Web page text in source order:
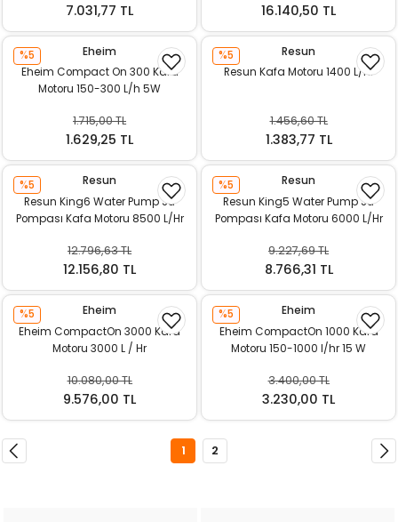
7.031,77 TL 16.140,50 TL
%5
Eheim
Eheim Compact On 300 Kafa
Motoru 150-300 L/h 5W
1.715,00 TL
1.629,25 TL
%5
Resun
Resun Kafa Motoru 1400 L/Hr
1.456,60 TL
1.383,77 TL
%5
Resun
Resun King6 Water Pump Su
Pompası Kafa Motoru 8500 L/Hr
12.796,63 TL
12.156,80 TL
%5
Resun
Resun King5 Water Pump Su
Pompası Kafa Motoru 6000 L/Hr
9.227,69 TL
8.766,31 TL
%5
Eheim
Eheim CompactOn 3000 Kafa
Motoru 3000 L / Hr
10.080,00 TL
9.576,00 TL
%5
Eheim
Eheim CompactOn 1000 Kafa
Motoru 150-1000 l/hr 15 W
3.400,00 TL
3.230,00 TL
1 2